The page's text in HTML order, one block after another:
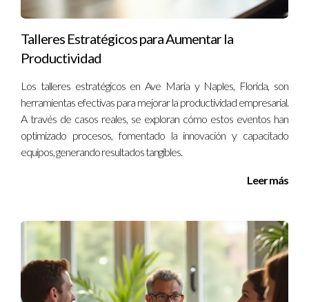
¿Cómo puedo empezar a invertir en bienes
Puedes comenzar investigando el mercado local y buscando
Si estás buscando orientación experta sobre inversiones
inmobiliarias, soy Ignacio Valenzuela y tengo años de
experiencia en este campo. Estoy aquí para ayudarte a
navegar por este emocionante mercado. No dudes en
Talleres Estratégicos para Aumentar la
Productividad
Los talleres estratégicos en Ave Maria y Naples, Florida, son
herramientas efectivas para mejorar la productividad empresarial.
A través de casos reales, se exploran cómo estos eventos han
optimizado procesos, fomentado la innovación y capacitado
equipos, generando resultados tangibles.
Leer más